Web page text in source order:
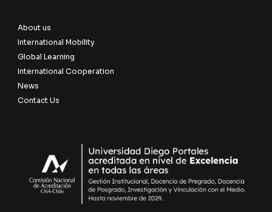
About us
International Mobility
Global Learning
International Cooperation
News
Contact Us